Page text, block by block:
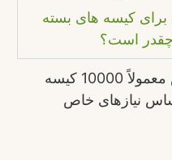
کیسه های بسته
است؟
پاسخ: حداقل مقدار سفارش معمولاً 10000 کیسه
نیازهای خاص